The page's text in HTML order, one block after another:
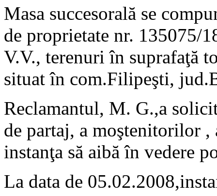
Masa succesorală se
de proprietate nr. 135075/
V.V., terenuri în suprafaţă
situat în com.Filipeşti,
Reclamantul, M. G.,a
de partaj, a moştenitorilor ,
instanţa să aibă în vedere
La data de